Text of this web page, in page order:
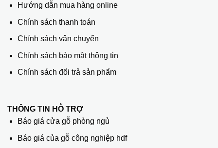
Hướng dẫn mua hàng online
Chính sách thanh toán
Chính sách vận chuyển
Chính sách bảo mật thông tin
Chính sách đổi trả sản phẩm
THÔNG TIN HỖ TRỢ
Báo giá cửa gỗ phòng ngủ
Báo giá của gỗ công nghiệp hdf